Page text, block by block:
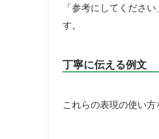
「参考にしてくださ
す。
丁寧に伝える例文
これらの表現の使い方